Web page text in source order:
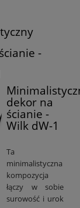
-
dekor na
ścianie -
Wilk dW-1
Ta
minimalistyczna
kompozycja
łączy w sobie
surowość i urok